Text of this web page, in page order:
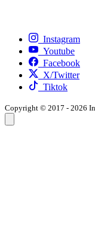
Instagram
Youtube
Facebook
X/Twitter
Tiktok
Copyright © 2017 - 2026